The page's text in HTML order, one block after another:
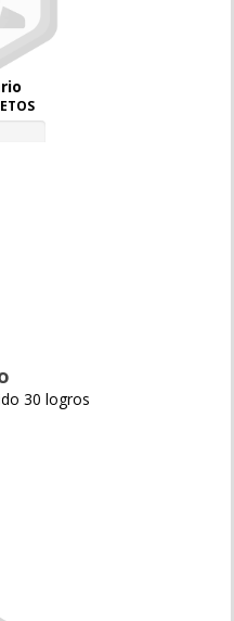
30 logros